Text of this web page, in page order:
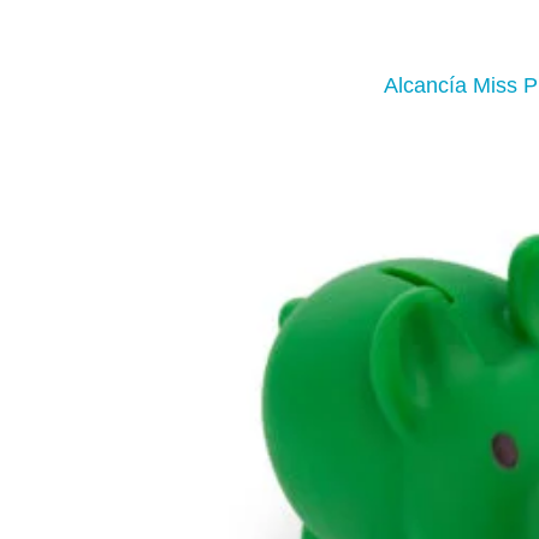
Alcancía Miss